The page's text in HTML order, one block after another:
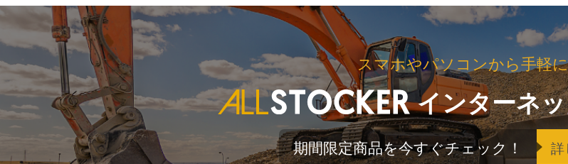
スマホやパソコンから手軽
インターネ
期間限定商品を今すぐチェック！ 詳